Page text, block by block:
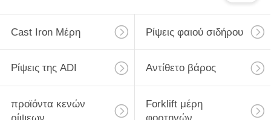
Cast Iron Μέρη Ρίψεις φαιού σιδήρου
Ρίψεις της ADI Αντίθετο βάρος
προϊόντα κενών
Forklift μέρη